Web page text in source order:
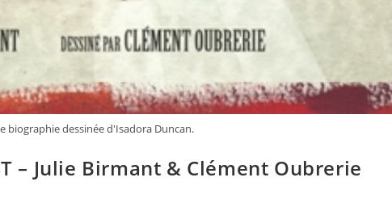
biographie dessinée d'Isadora Duncan.
– Julie Birmant & Clément Oubrerie